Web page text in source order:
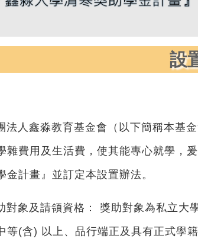
設
法人鑫淼教育基金會（以下簡稱本基
雜費用及生活費，使其能專心就學，
金計畫』並訂定本設置辦法。
對象及請領資格： 獎助對象為私立大
等(含) 以上、品行端正及具有正式學